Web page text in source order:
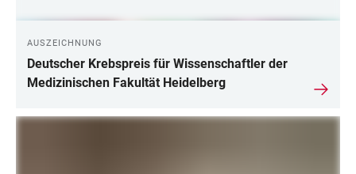
AUSZEICHNUNG
Deutscher Krebspreis für Wissenschaftler der
Medizinischen Fakultät Heidelberg